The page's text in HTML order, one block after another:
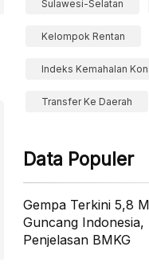
Sulawesi-Selatan
Kelompok Rentan
Indeks Kemahalan
Transfer Ke Daerah
Data Populer
Gempa Terkini 5,8 M
Guncang Indonesia,
Penjelasan BMKG